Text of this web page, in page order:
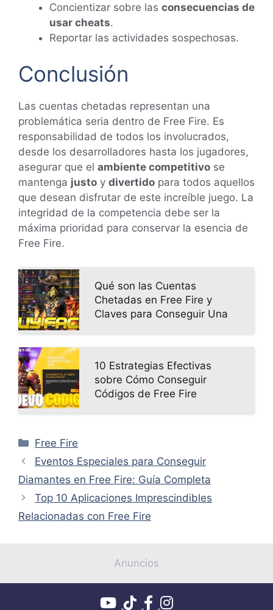
Concientizar sobre las consecuencias de
usar cheats.
Reportar las actividades sospechosas.
Conclusión
Las cuentas chetadas representan una
problemática seria dentro de Free Fire. Es
responsabilidad de todos los involucrados,
desde los desarrolladores hasta los jugadores,
asegurar que el ambiente competitivo se
mantenga justo y divertido para todos aquellos
que desean disfrutar de este increíble juego. La
integridad de la competencia debe ser la
máxima prioridad para conservar la esencia de
Free Fire.
Qué son las Cuentas
Chetadas en Free Fire y
Claves para Conseguir Una
10 Estrategias Efectivas
sobre Cómo Conseguir
Códigos de Free Fire
Categorías
Free Fire
Eventos Especiales para Conseguir
Diamantes en Free Fire: Guía Completa
Top 10 Aplicaciones Imprescindibles
Relacionadas con Free Fire
Anuncios